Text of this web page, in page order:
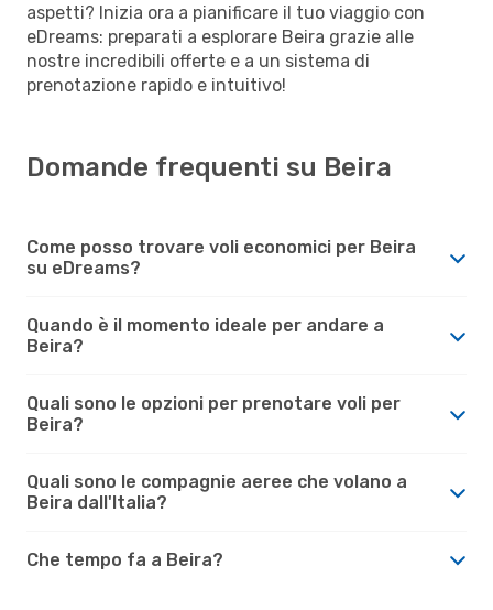
aspetti? Inizia ora a pianificare il tuo viaggio con
eDreams: preparati a esplorare Beira grazie alle
nostre incredibili offerte e a un sistema di
prenotazione rapido e intuitivo!
Domande frequenti su Beira
Come posso trovare voli economici per Beira
su eDreams?
Quando è il momento ideale per andare a
Beira?
Quali sono le opzioni per prenotare voli per
Beira?
Quali sono le compagnie aeree che volano a
Beira dall'Italia?
Che tempo fa a Beira?